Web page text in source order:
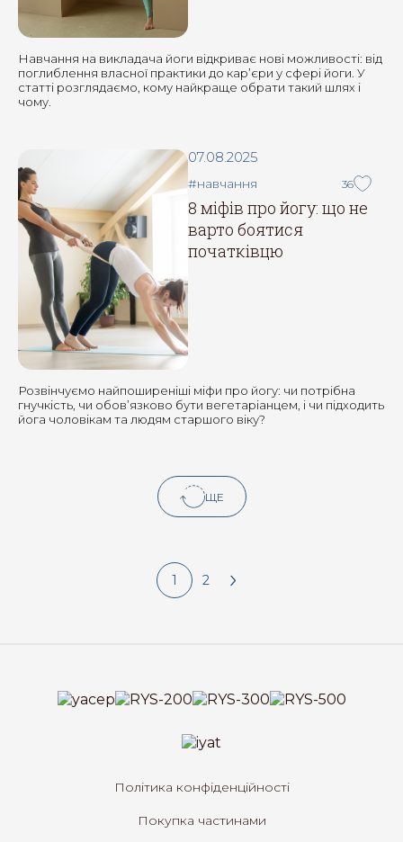
Навчання на викладача йоги відкриває нові можливості: від
поглиблення власної практики до кар’єри у сфері йоги. У
статті розглядаємо, кому найкраще обрати такий шлях і
чому.
07.08.2025
#навчання 36
8 міфів про йогу: що не
варто боятися
початківцю
Розвінчуємо найпоширеніші міфи про йогу: чи потрібна
гнучкість, чи обов’язково бути вегетаріанцем, і чи підходить
йога чоловікам та людям старшого віку?
ЩЕ
1 2
Політика конфіденційності
Покупка частинами